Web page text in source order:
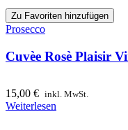
Zu Favoriten hinzufügen
Prosecco
Cuvèe Rosè Plaisir
15,00 € inkl. MwSt.
Weiterlesen